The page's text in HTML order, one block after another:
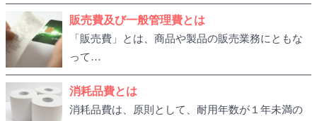
販売費及び一般管理費とは
「販売費」とは、商品や製品の販売業務にともな
って…
消耗品費とは
消耗品費は、原則として、耐用年数が１年未満の